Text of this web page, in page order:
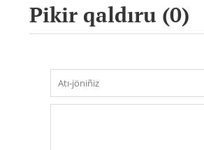
Pikir qaldıru (0)